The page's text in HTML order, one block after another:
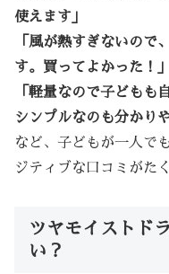
使えます」
「風が熱すぎないので
す。買ってよかった！」
「軽量なので子どもも
シンプルなのも分かり
など、子どもが一人で
ジティブな口コミがた
ツヤモイストド
い？